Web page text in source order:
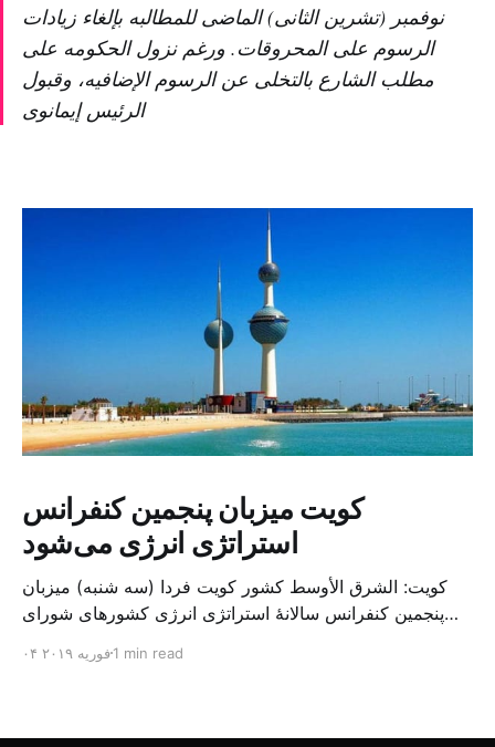
نوفمبر (تشرین الثانی) الماضی للمطالبه بإلغاء زیادات
الرسوم على المحروقات. ورغم نزول الحکومه على
مطلب الشارع بالتخلی عن الرسوم الإضافیه، وقبول
الرئیس إیمانوی
کویت میزبان پنجمین کنفرانس
استراتژی انرژی می‌شود
کویت: الشرق الأوسط کشور کویت فردا (سه شنبه) میزبان
پنجمین کنفرانس سالانهٔ استراتژی انرژی کشورهای شورای
متخصص از شرکت‌های جهانی نفت و گاز در این کنفرانس
۰۴ فوریه ۲۰۱۹1 min read